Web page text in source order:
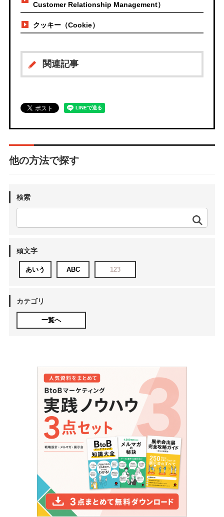
Customer Relationship Management）
クッキー（Cookie）
関連記事
他の方法で探す
検索
頭文字
あいう ABC 123
カテゴリ
一覧へ